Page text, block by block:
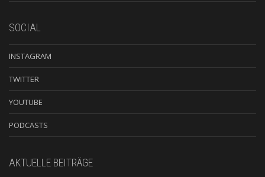
SOCIAL
INSTAGRAM
TWITTER
YOUTUBE
PODCASTS
AKTUELLE BEITRÄGE